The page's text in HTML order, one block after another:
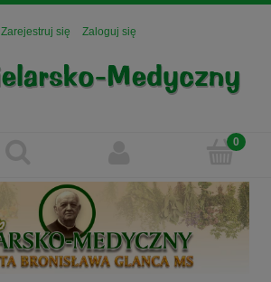
Zarejestruj się Zaloguj się